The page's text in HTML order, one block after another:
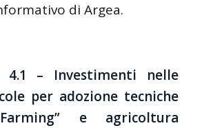
di Argea.
4.1 – Investimenti nelle
per adozione tecniche
e agricoltura